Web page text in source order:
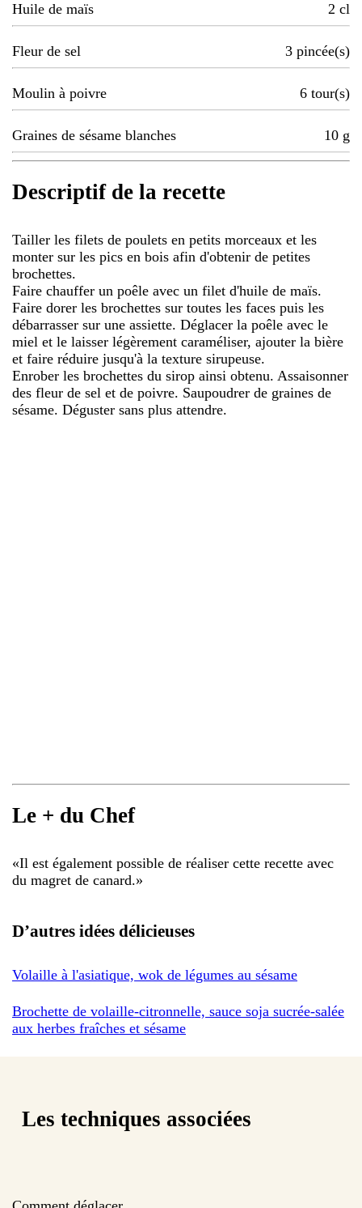
Huile de maïs 2 cl
Fleur de sel 3 pincée(s)
Moulin à poivre 6 tour(s)
Graines de sésame blanches 10 g
Descriptif de la recette
Tailler les filets de poulets en petits morceaux et les
monter sur les pics en bois afin d'obtenir de petites
brochettes.
Faire chauffer un poêle avec un filet d'huile de maïs.
Faire dorer les brochettes sur toutes les faces puis les
débarrasser sur une assiette. Déglacer la poêle avec le
miel et le laisser légèrement caraméliser, ajouter la bière
et faire réduire jusqu'à la texture sirupeuse.
Enrober les brochettes du sirop ainsi obtenu. Assaisonner
des fleur de sel et de poivre. Saupoudrer de graines de
sésame. Déguster sans plus attendre.
Le + du Chef
«Il est également possible de réaliser cette recette avec
du magret de canard.»
D’autres idées délicieuses
Volaille à l'asiatique, wok de légumes au sésame
Brochette de volaille-citronnelle, sauce soja sucrée-salée
aux herbes fraîches et sésame
Les techniques associées